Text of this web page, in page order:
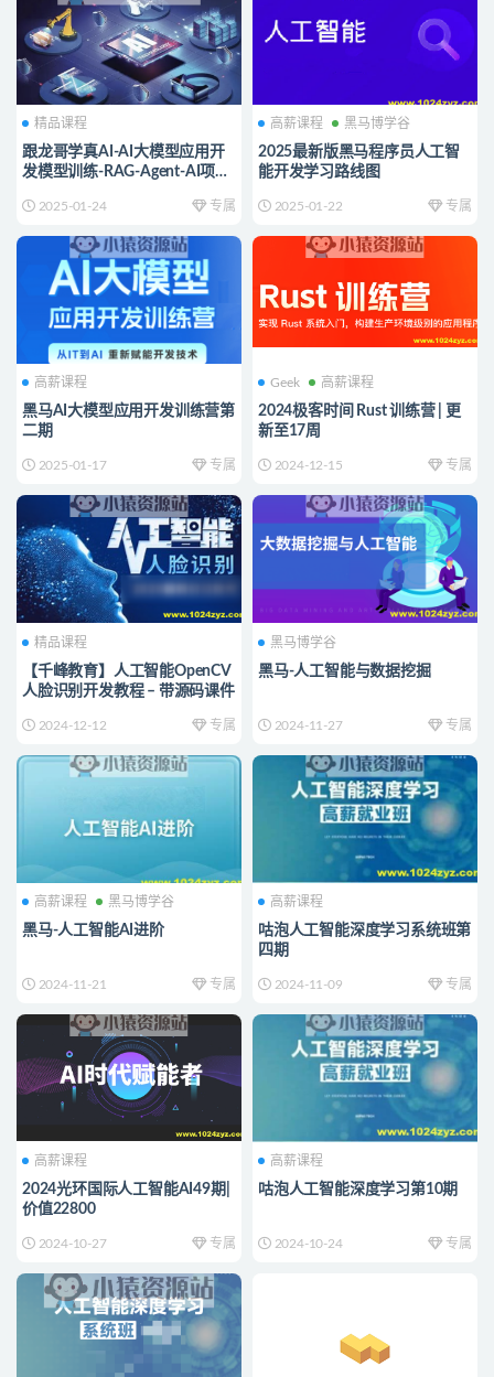
精品课程
跟龙哥学真AI-AI大模型应用开
发​模型训练-RAG-Agent-AI项目
2025-01-24 专属
高薪课程 黑马博学谷
2025最新版黑马程序员人工智
能开发学习路线图
2025-01-22 专属
高薪课程
黑马AI大模型应用开发训练营第
二期
2025-01-17 专属
Geek 高薪课程
2024极客时间 Rust 训练营 | 更
新至17周
2024-12-15 专属
精品课程
【千峰教育】人工智能OpenCV
人脸识别开发教程 – 带源码课件
2024-12-12 专属
黑马博学谷
黑马-人工智能与数据挖掘
2024-11-27 专属
高薪课程 黑马博学谷
黑马-人工智能AI进阶
2024-11-21 专属
高薪课程
咕泡人工智能深度学习系统班第
四期
2024-11-09 专属
高薪课程
2024光环国际人工智能AI49期|
价值22800
2024-10-27 专属
高薪课程
咕泡人工智能深度学习第10期
2024-10-24 专属